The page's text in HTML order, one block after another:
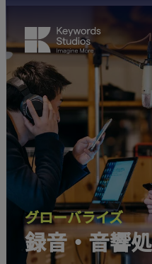
グローバライズ
録音・音響